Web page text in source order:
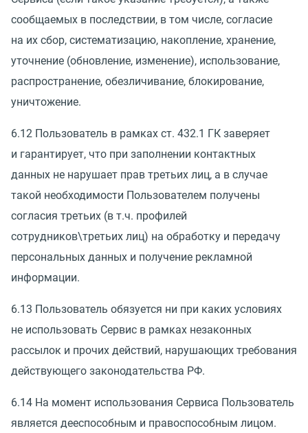
сообщаемых в последствии, в том числе, согласие
на их сбор, систематизацию, накопление, хранение,
уточнение (обновление, изменение), использование,
распространение, обезличивание, блокирование,
уничтожение.
6.12 Пользователь в рамках ст. 432.1 ГК заверяет
и гарантирует, что при заполнении контактных
данных не нарушает прав третьих лиц, а в случае
такой необходимости Пользователем получены
согласия третьих (в т.ч. профилей
сотрудников\третьих лиц) на обработку и передачу
персональных данных и получение рекламной
информации.
6.13 Пользователь обязуется ни при каких условиях
не использовать Сервис в рамках незаконных
рассылок и прочих действий, нарушающих требования
действующего законодательства РФ.
6.14 На момент использования Сервиса Пользователь
является дееспособным и правоспособным лицом.